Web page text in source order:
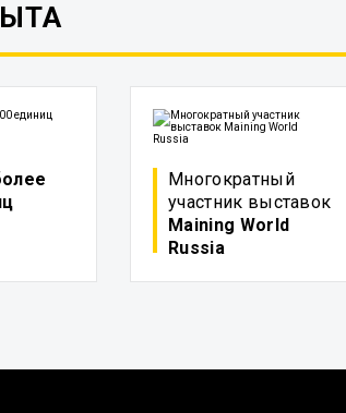
Многократный
участник выставок
Maining World
Russia